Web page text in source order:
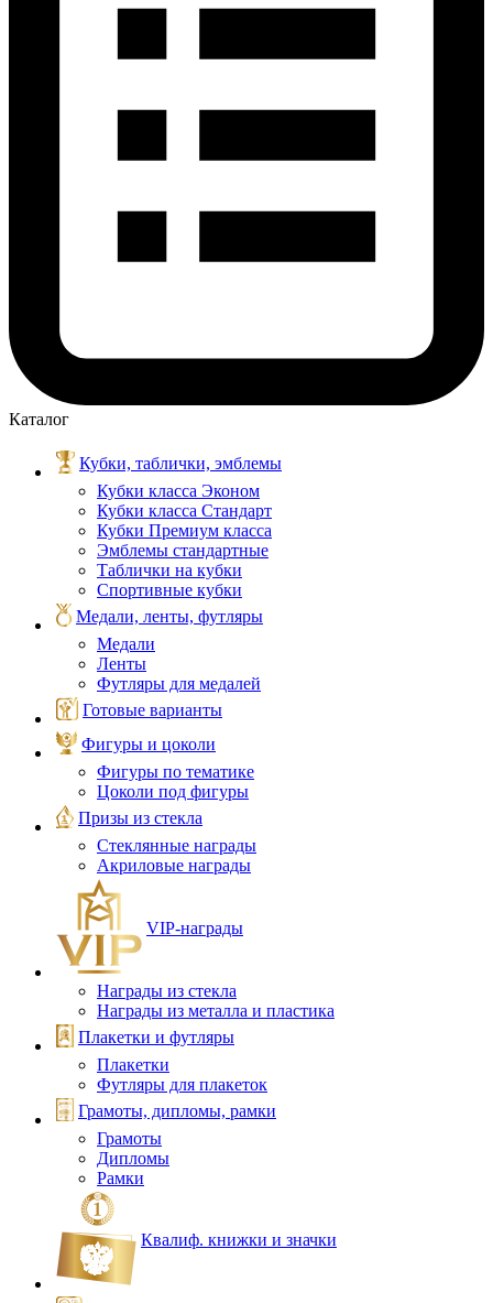
Каталог
Кубки, таблички, эмблемы
Кубки класса Эконом
Кубки класса Стандарт
Кубки Премиум класса
Эмблемы стандартные
Таблички на кубки
Спортивные кубки
Медали, ленты, футляры
Медали
Ленты
Футляры для медалей
Готовые варианты
Фигуры и цоколи
Фигуры по тематике
Цоколи под фигуры
Призы из стекла
Стеклянные награды
Акриловые награды
VIP‑награды
Награды из стекла
Награды из металла и пластика
Плакетки и футляры
Плакетки
Футляры для плакеток
Грамоты, дипломы, рамки
Грамоты
Дипломы
Рамки
Квалиф. книжки и значки